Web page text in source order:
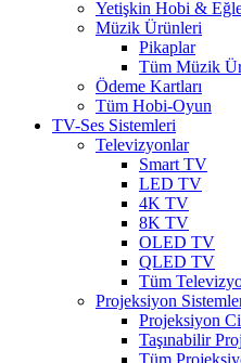
Yetişkin Hobi &
Müzik Ürünleri
Pikaplar
Tüm Müzik
Ödeme Kartları
Tüm Hobi-Oyun
TV-Ses Sistemleri
Televizyonlar
Smart TV
LED TV
4K TV
8K TV
OLED TV
QLED TV
Tüm
Projeksiyon
Projeksiyon
Taşınabilir
Tüm